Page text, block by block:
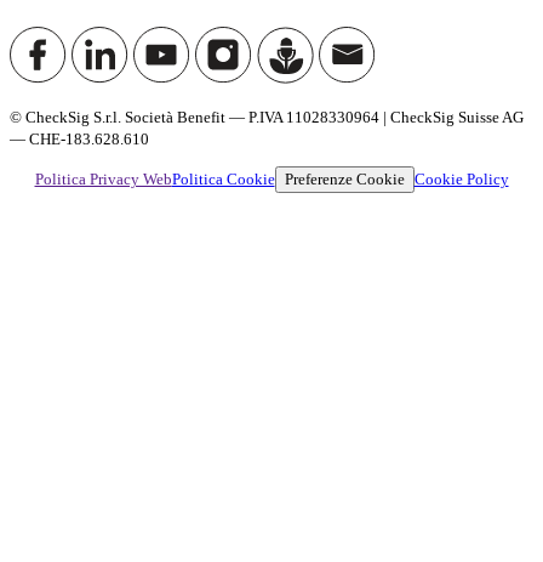
© CheckSig S.r.l. Società Benefit — P.IVA 11028330964 | CheckSig Suisse AG
— CHE-183.628.610
Politica Privacy WebPolitica Cookie Preferenze Cookie Cookie Policy